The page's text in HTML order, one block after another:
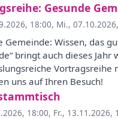
Gesunde
18:00, Mi.,
Gemeinde: Wissen, das
bringt auch dieses
Vortragsreihe
uns auf Ihren Besuch!
18:00, Fr., 13.11.2026,